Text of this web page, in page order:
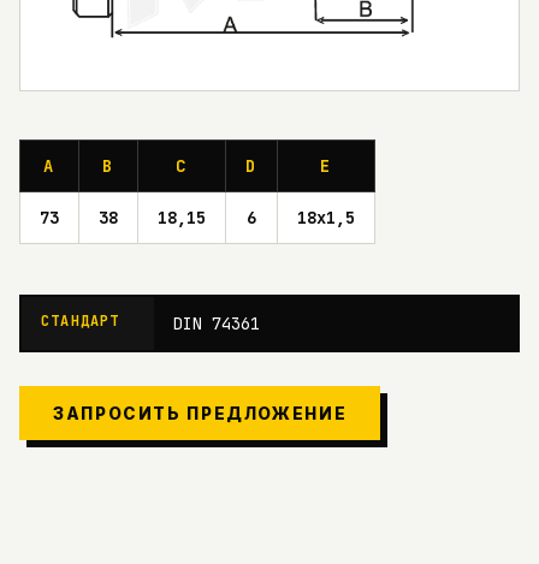
A B C D E
73 38 18,15 6 18x1,5
СТАНДАРТ DIN 74361
ЗАПРОСИТЬ ПРЕДЛОЖЕНИЕ